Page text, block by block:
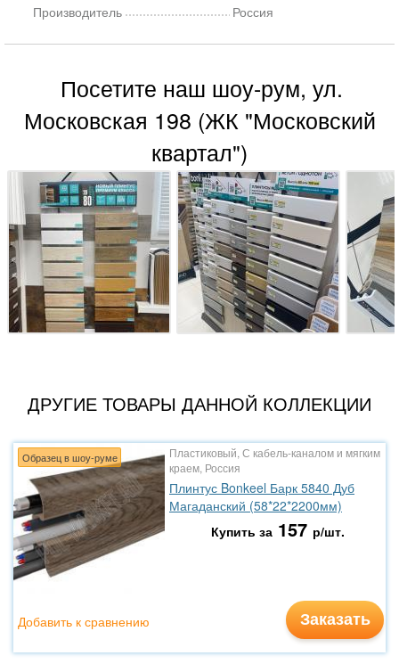
Производитель Россия
Посетите наш шоу-рум, ул.
Московская 198 (ЖК "Московский
квартал")
ДРУГИЕ ТОВАРЫ ДАННОЙ КОЛЛЕКЦИИ
Образец в шоу-руме
Пластиковый, С кабель-каналом и мягким
краем, Россия
Плинтус Bonkeel Барк 5840 Дуб
Магаданский (58*22*2200мм)
Купить за 157 р/шт.
Заказать
Добавить к сравнению